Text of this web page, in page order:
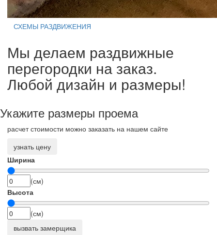
СХЕМЫ РАЗДВИЖЕНИЯ
Мы делаем раздвижные
перегородки на заказ.
Любой дизайн и размеры!
Укажите размеры проема
расчет стоимости можно заказать на нашем сайте
узнать цену
Ширина
(см)
Высота
(см)
вызвать замерщика